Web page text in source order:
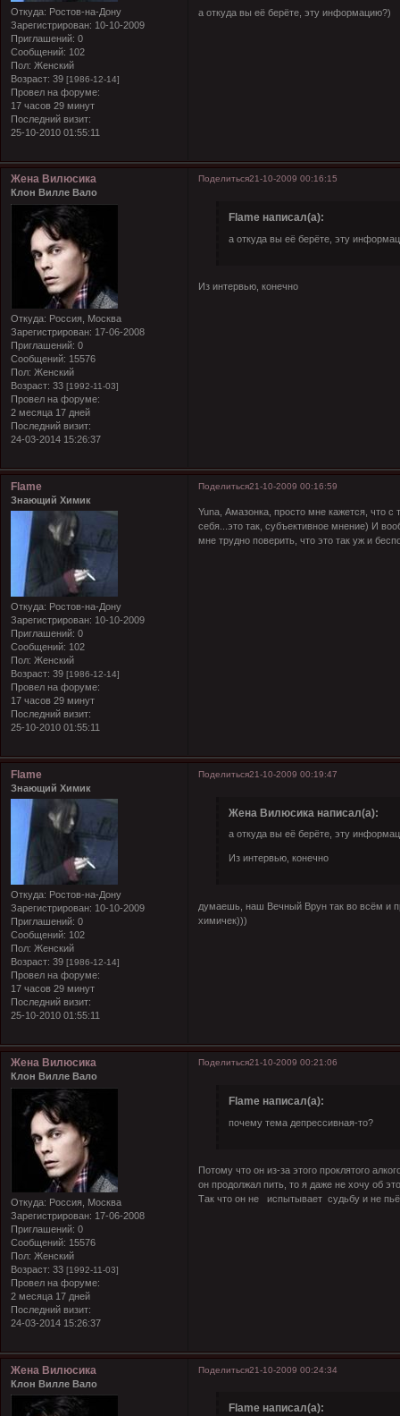
Откуда: Ростов-на-Дону
Зарегистрирован: 10-10-2009
Приглашений: 0
Сообщений: 102
Пол: Женский
Возраст: 39 [1986-12-14]
Провел на форуме:
17 часов 29 минут
Последний визит:
25-10-2010 01:55:11
а откуда вы её берёте, эту информацию?)
Поделиться21-10-2009 00:16:15
Жена Вилюсика
Клон Вилле Вало
Откуда: Россия, Москва
Зарегистрирован: 17-06-2008
Приглашений: 0
Сообщений: 15576
Пол: Женский
Возраст: 33 [1992-11-03]
Провел на форуме:
2 месяца 17 дней
Последний визит:
24-03-2014 15:26:37
Flame написал(а):
а откуда вы её берёте, эту
Из интервью, конечно
Поделиться21-10-2009 00:16:59
Flame
Знающий Химик
Откуда: Ростов-на-Дону
Зарегистрирован: 10-10-2009
Приглашений: 0
Сообщений: 102
Пол: Женский
Возраст: 39 [1986-12-14]
Провел на форуме:
17 часов 29 минут
Последний визит:
25-10-2010 01:55:11
Yuna, Амазонка, просто мне кажется, что с
себя...это так, субъективное мнение) И
мне трудно поверить, что это так уж и
Поделиться21-10-2009 00:19:47
Flame
Знающий Химик
Откуда: Ростов-на-Дону
Зарегистрирован: 10-10-2009
Приглашений: 0
Сообщений: 102
Пол: Женский
Возраст: 39 [1986-12-14]
Провел на форуме:
17 часов 29 минут
Последний визит:
25-10-2010 01:55:11
Жена Вилюсика написал(а):
а откуда вы её берёте, эту
Из интервью, конечно
думаешь, наш Вечный Врун так во всём и
химичек)))
Поделиться21-10-2009 00:21:06
Жена Вилюсика
Клон Вилле Вало
Откуда: Россия, Москва
Зарегистрирован: 17-06-2008
Приглашений: 0
Сообщений: 15576
Пол: Женский
Возраст: 33 [1992-11-03]
Провел на форуме:
2 месяца 17 дней
Последний визит:
24-03-2014 15:26:37
Flame написал(а):
почему тема депрессивная-то?
Потому что он из-за этого проклятого
он продолжал пить, то я даже не хочу об
Так что он не испытывает судьбу и не
Поделиться21-10-2009 00:24:34
Жена Вилюсика
Клон Вилле Вало
Flame написал(а):